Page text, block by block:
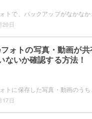
20日
ォトの写真・動画が共
ないか確認する方法！
17日